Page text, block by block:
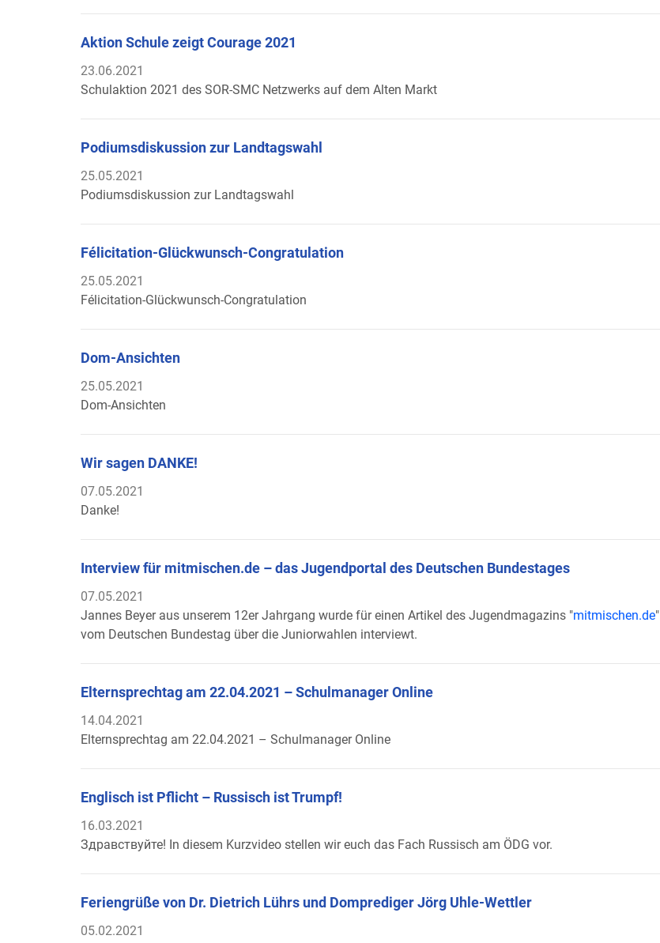
Aktion Schule zeigt Courage 2021
23.06.2021
Schulaktion 2021 des SOR-SMC Netzwerks auf dem Alten Markt
Podiumsdiskussion zur Landtagswahl
25.05.2021
Podiumsdiskussion zur Landtagswahl
Félicitation-Glückwunsch-Congratulation
25.05.2021
Félicitation-Glückwunsch-Congratulation
Dom-Ansichten
25.05.2021
Dom-Ansichten
Wir sagen DANKE!
07.05.2021
Danke!
Interview für mitmischen.de – das Jugendportal des Deutschen Bundestages
07.05.2021
Jannes Beyer aus unserem 12er Jahrgang wurde für einen Artikel des Jugendmagazins "mitmischen.de"
vom Deutschen Bundestag über die Juniorwahlen interviewt.
Elternsprechtag am 22.04.2021 – Schulmanager Online
14.04.2021
Elternsprechtag am 22.04.2021 – Schulmanager Online
Englisch ist Pflicht – Russisch ist Trumpf!
16.03.2021
Здравствуйте! In diesem Kurzvideo stellen wir euch das Fach Russisch am ÖDG vor.
Feriengrüße von Dr. Dietrich Lührs und Domprediger Jörg Uhle-Wettler
05.02.2021